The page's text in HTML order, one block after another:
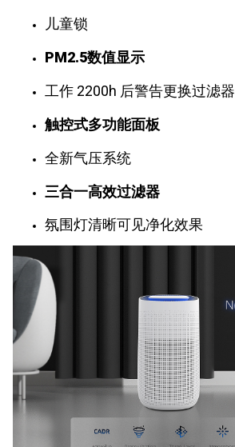
儿童锁
PM2.5数值显示
工作 2200h 后警告更换过滤器
触控式多功能面板
全新气压系统
三合一高效过滤器
氛围灯清晰可见净化效果